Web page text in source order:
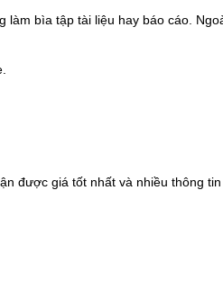
bìa tập tài liệu hay báo cáo.
được giá tốt nhất và nhiều thông